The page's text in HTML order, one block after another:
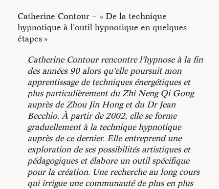
Catherine Contour – « De la technique
hypnotique à l’outil hypnotique en quelques
étapes »
Catherine Contour rencontre l’hypnose à la fin
des années 90 alors qu’elle poursuit mon
apprentissage de techniques énergétiques et
plus particulièrement du Zhi Neng Qi Gong
auprès de Zhou Jin Hong et du Dr Jean
Becchio. À partir de 2002, elle se forme
graduellement à la technique hypnotique
auprès de ce dernier. Elle entreprend une
exploration de ses possibilités artistiques et
pédagogiques et élabore un outil spécifique
pour la création. Une recherche au long cours
qui irrigue une communauté de plus en plus